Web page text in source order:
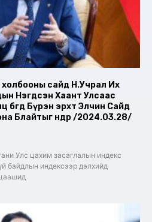
холбооны сайд Н.Учрал Их
Нэгдсэн Хаант Улсаас
Бүрэн эрхт Элчин Сайд
Блайтыг өнөөдөр /2024.03.28/
Улс цахим засаглалын индекс
байдлын индексээр дэлхийд